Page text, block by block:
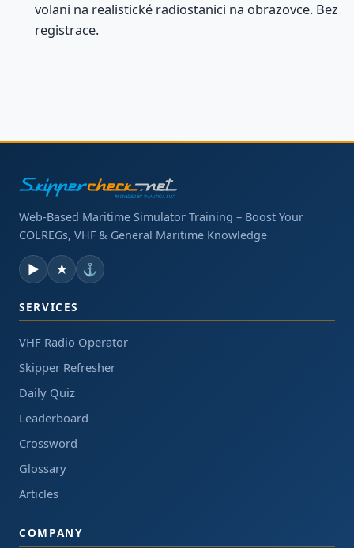
volani na realistické radiostanici na obrazovce. Bez
registrace.
Web-Based Maritime Simulator Training – Boost Your
COLREGs, VHF & General Maritime Knowledge
▶ ★ ⚓
SERVICES
VHF Radio Operator
Skipper Refresher
Daily Quiz
Leaderboard
Crossword
Glossary
Articles
COMPANY